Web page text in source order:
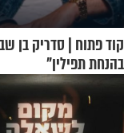
קוד פתוח | סדריק בן
בהנחת תפילין"